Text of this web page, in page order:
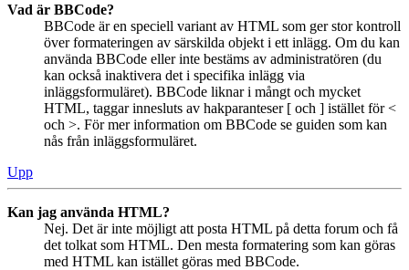
Vad är BBCode?
BBCode är en speciell variant av HTML som ger stor kontroll
över formateringen av särskilda objekt i ett inlägg. Om du kan
använda BBCode eller inte bestäms av administratören (du
kan också inaktivera det i specifika inlägg via
inläggsformuläret). BBCode liknar i mångt och mycket
HTML, taggar innesluts av hakparanteser [ och ] istället för <
och >. För mer information om BBCode se guiden som kan
nås från inläggsformuläret.
Upp
Kan jag använda HTML?
Nej. Det är inte möjligt att posta HTML på detta forum och få
det tolkat som HTML. Den mesta formatering som kan göras
med HTML kan istället göras med BBCode.